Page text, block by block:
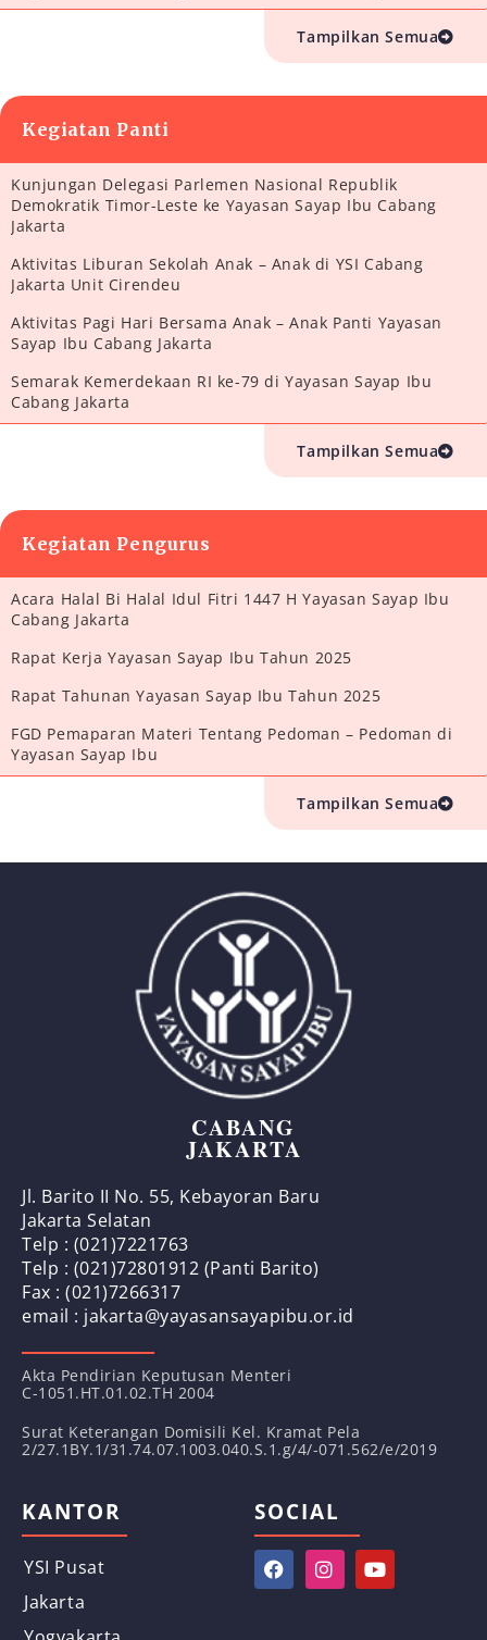
Tampilkan Semua
Kegiatan Panti
Kunjungan Delegasi Parlemen Nasional Republik
Demokratik Timor-Leste ke Yayasan Sayap Ibu Cabang
Jakarta
Aktivitas Liburan Sekolah Anak – Anak di YSI Cabang
Jakarta Unit Cirendeu
Aktivitas Pagi Hari Bersama Anak – Anak Panti Yayasan
Sayap Ibu Cabang Jakarta
Semarak Kemerdekaan RI ke-79 di Yayasan Sayap Ibu
Cabang Jakarta
Tampilkan Semua
Kegiatan Pengurus
Acara Halal Bi Halal Idul Fitri 1447 H Yayasan Sayap Ibu
Cabang Jakarta
Rapat Kerja Yayasan Sayap Ibu Tahun 2025
Rapat Tahunan Yayasan Sayap Ibu Tahun 2025
FGD Pemaparan Materi Tentang Pedoman – Pedoman di
Yayasan Sayap Ibu
Tampilkan Semua
CABANG
JAKARTA
Jl. Barito II No. 55, Kebayoran Baru
Jakarta Selatan
Telp : (021)7221763
Telp : (021)72801912 (Panti Barito)
Fax : (021)7266317
email : jakarta@yayasansayapibu.or.id
Akta Pendirian Keputusan Menteri
C-1051.HT.01.02.TH 2004
Surat Keterangan Domisili Kel. Kramat Pela
2/27.1BY.1/31.74.07.1003.040.S.1.g/4/-071.562/e/2019
KANTOR
YSI Pusat
Jakarta
SOCIAL